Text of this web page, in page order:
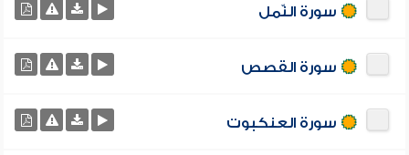
سورة النّمل
سورة القصص
سورة العنكبوت